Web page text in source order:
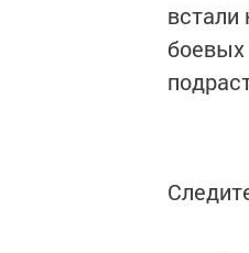
встали
боевых